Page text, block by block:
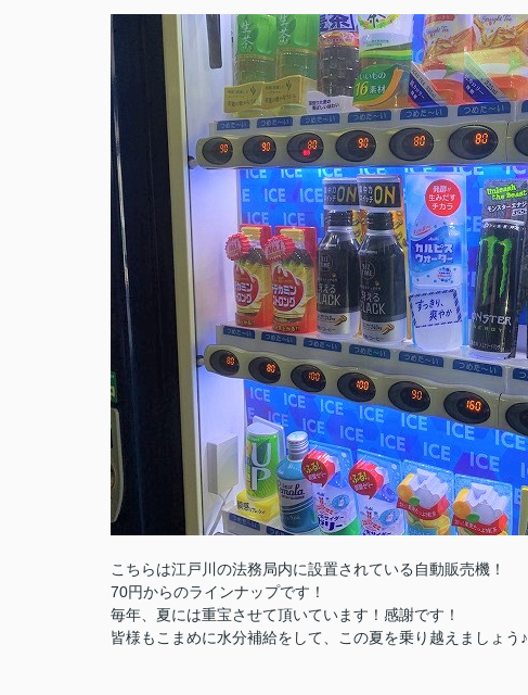
こちらは江戸川の法務局内に設置されている自動販売機！
70円からのラインナップです！
毎年、夏には重宝させて頂いています！感謝です！
皆様もこまめに水分補給をして、この夏を乗り越えましょう♪